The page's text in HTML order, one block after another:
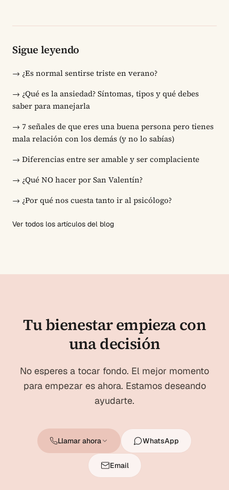
Sigue leyendo
→ ¿Es normal sentirse triste en verano?
→ ¿Qué es la ansiedad? Síntomas, tipos y qué debes
saber para manejarla
→ 7 señales de que eres una buena persona pero tienes
mala relación con los demás (y no lo sabías)
→ Diferencias entre ser amable y ser complaciente
→ ¿Qué NO hacer por San Valentín?
→ ¿Por qué nos cuesta tanto ir al psicólogo?
Ver todos los artículos del blog
Tu bienestar empieza con
una decisión
No esperes a tocar fondo. El mejor momento
para empezar es ahora. Estamos deseando
ayudarte.
Llamar ahora WhatsApp
Email